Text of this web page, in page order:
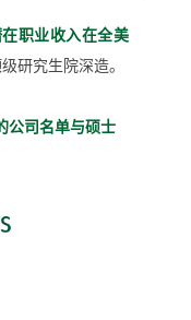
职业收入在全美
研究生院深造。
公司名单与硕士